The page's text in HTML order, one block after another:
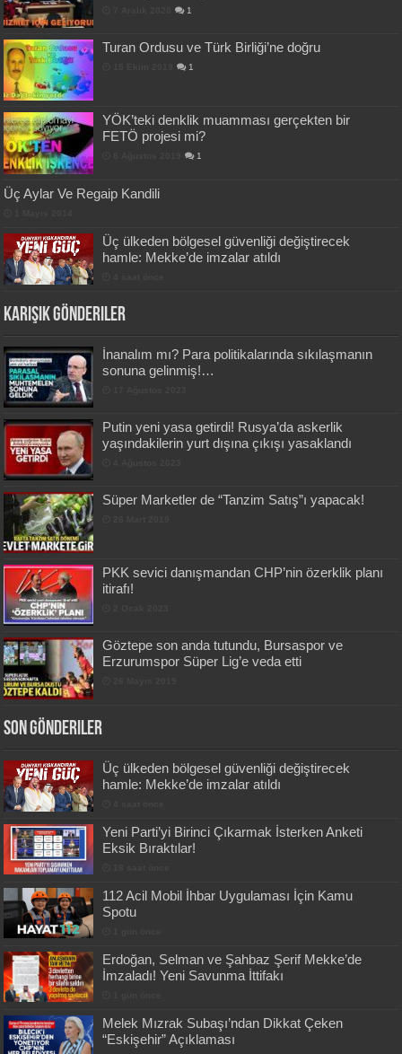
1
Turan Ordusu ve Türk Birliği’ne doğru
1
YÖK’teki denklik muamması gerçekten bir
FETÖ projesi mi?
1
Üç Aylar Ve Regaip Kandili
Üç ülkeden bölgesel güvenliği değiştirecek
hamle: Mekke’de imzalar atıldı
Karışık Gönderiler
İnanalım mı? Para politikalarında sıkılaşmanın
sonuna gelinmiş!…
Putin yeni yasa getirdi! Rusya’da askerlik
yaşındakilerin yurt dışına çıkışı yasaklandı
Süper Marketler de “Tanzim Satış”ı yapacak!
PKK sevici danışmandan CHP’nin özerklik planı
itirafı!
Göztepe son anda tutundu, Bursaspor ve
Erzurumspor Süper Lig’e veda etti
Son Gönderiler
Üç ülkeden bölgesel güvenliği değiştirecek
hamle: Mekke’de imzalar atıldı
Yeni Parti’yi Birinci Çıkarmak İsterken Anketi
Eksik Bıraktılar!
112 Acil Mobil İhbar Uygulaması İçin Kamu
Spotu
Erdoğan, Selman ve Şahbaz Şerif Mekke’de
İmzaladı! Yeni Savunma İttifakı
Melek Mızrak Subaşı’ndan Dikkat Çeken
“Eskişehir” Açıklaması